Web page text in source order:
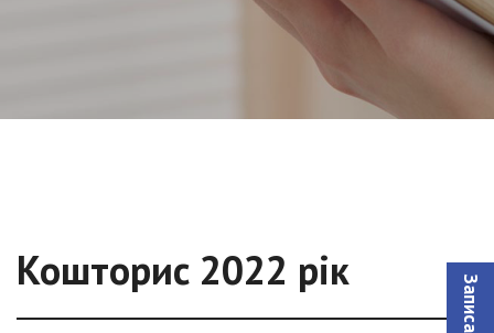
Кошторис 2022 рік